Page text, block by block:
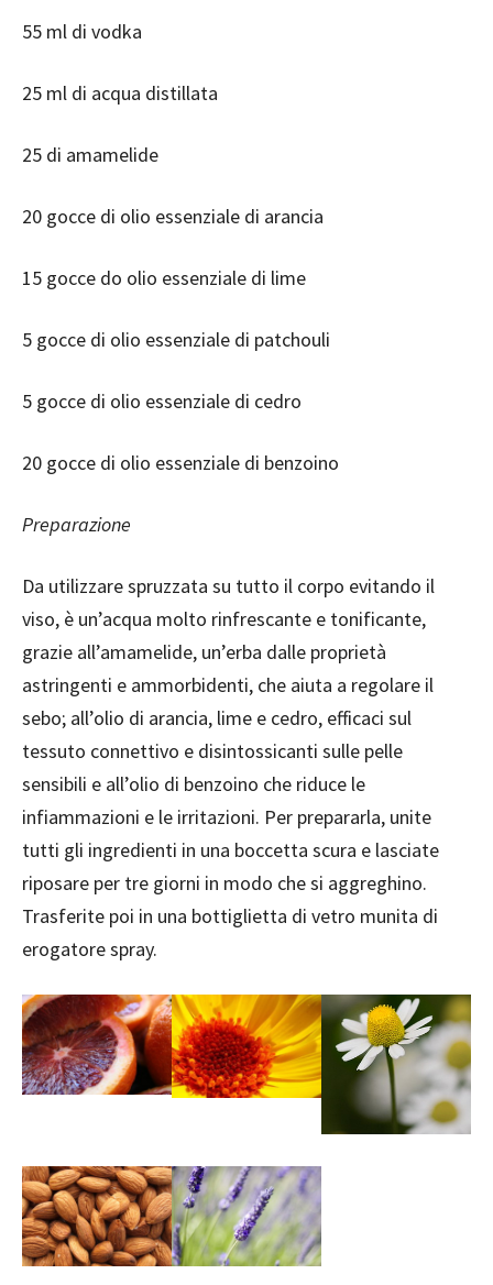
55 ml di vodka
25 ml di acqua distillata
25 di amamelide
20 gocce di olio essenziale di arancia
15 gocce do olio essenziale di lime
5 gocce di olio essenziale di patchouli
5 gocce di olio essenziale di cedro
20 gocce di olio essenziale di benzoino
Preparazione
Da utilizzare spruzzata su tutto il corpo evitando il
viso, è un’acqua molto rinfrescante e tonificante,
grazie all’amamelide, un’erba dalle proprietà
astringenti e ammorbidenti, che aiuta a regolare il
sebo; all’olio di arancia, lime e cedro, efficaci sul
tessuto connettivo e disintossicanti sulle pelle
sensibili e all’olio di benzoino che riduce le
infiammazioni e le irritazioni. Per prepararla, unite
tutti gli ingredienti in una boccetta scura e lasciate
riposare per tre giorni in modo che si aggreghino.
Trasferite poi in una bottiglietta di vetro munita di
erogatore spray.